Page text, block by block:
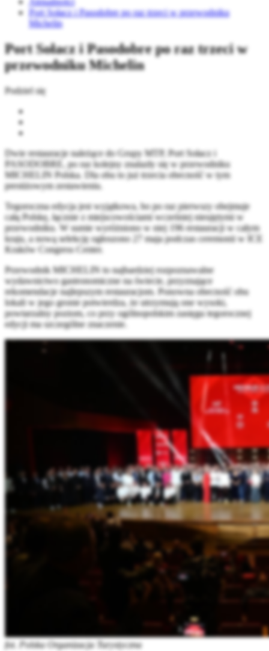
Port Sołacz i Pasodobre po raz trzeci w przewodniku
Michelin
Port Sołacz i Pasodobre po raz trzeci w
przewodniku Michelin
Podziel się
Dwie restauracje należące do Grupy MTP, Port Sołacz i
PASODOBRE, po raz kolejny znalazły się w przewodniku
MICHELIN Polska. Dla obu to już trzecia obecność w tym
prestiżowym zestawieniu.
Tegoroczna edycja jest wyjątkowa, bo po raz pierwszy obejmuje
całą Polskę, łącznie z miejscowościami wcześniej nieujętymi w
przewodniku. W sumie wyróżniono w niej 196 restauracji w całym
kraju, a nową selekcję ogłoszono 27 maja podczas ceremonii w ICE
Kraków Congress Center.
Przewodnik MICHELIN to najbardziej rozpoznawalne
wydawnictwo gastronomiczne na świecie, przyznające
rekomendacje najlepszym restauracjom. Ponowna obecność obu
lokali w jego gronie potwierdza, że utrzymują one wysoki,
powtarzalny poziom, co przy ogólnopolskim zasięgu tegorocznej
edycji ma szczególne znaczenie.
fot. Polska Organizacja Turystyczna